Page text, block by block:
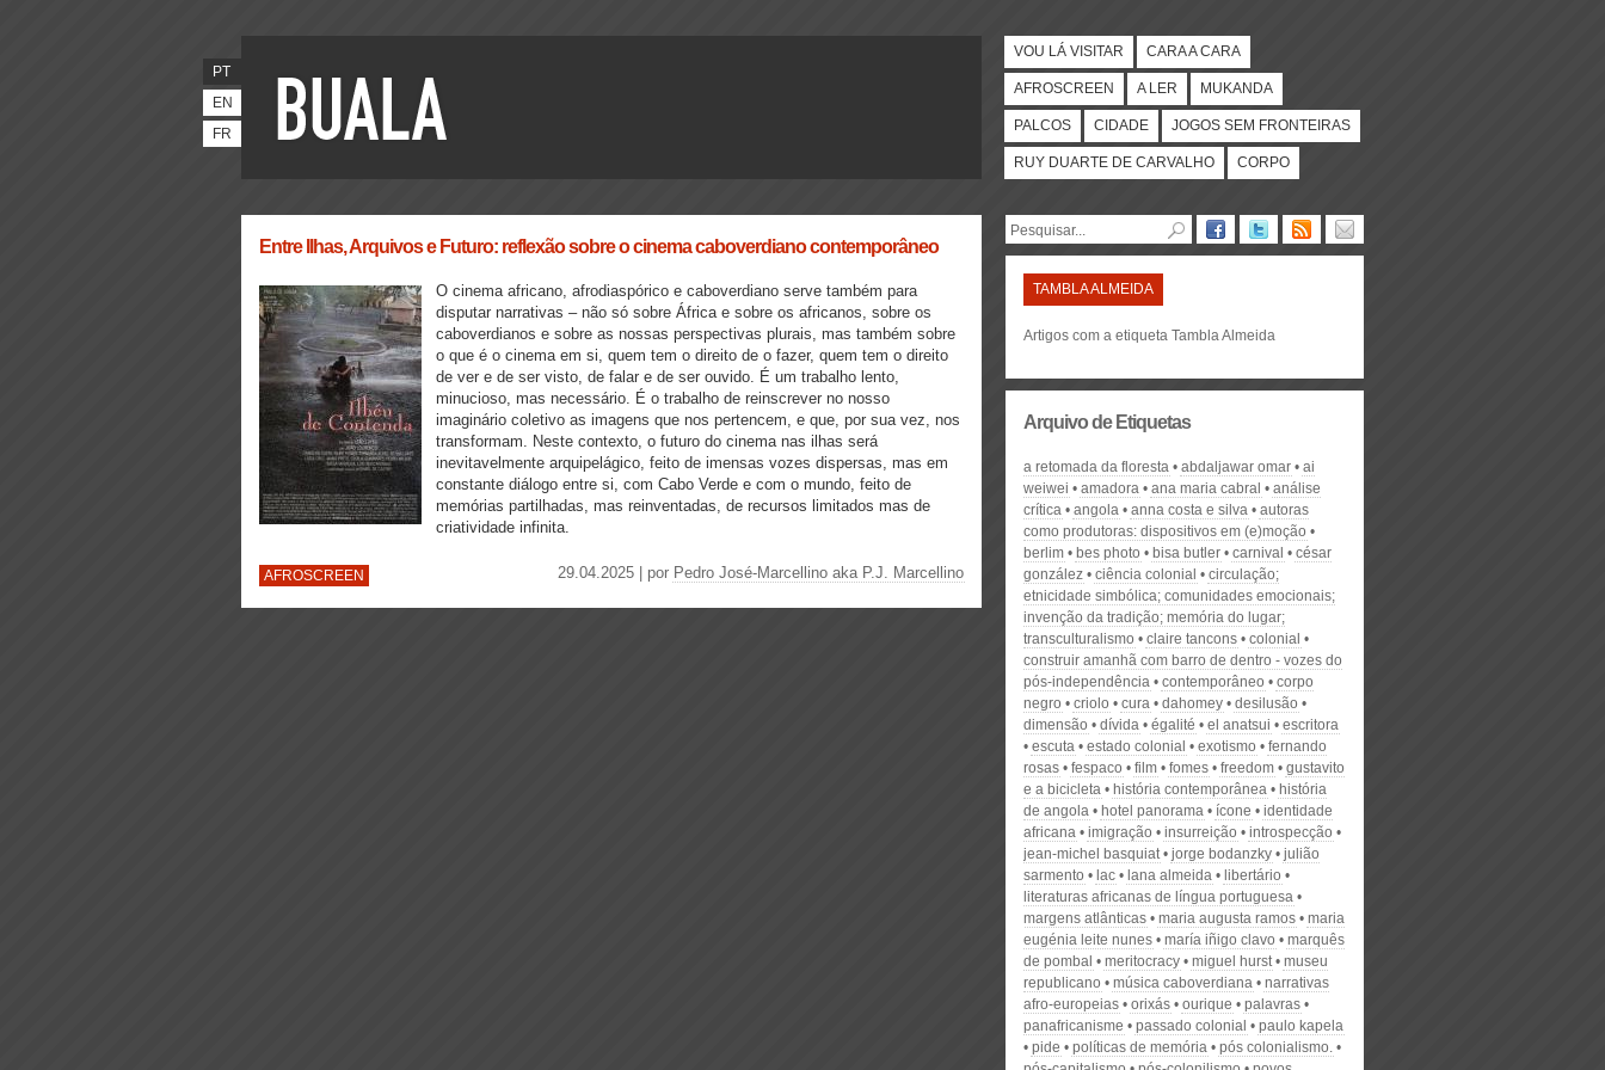
PT
EN
FR
VOU LÁ VISITAR CARA A CARA
AFROSCREEN A LER MUKANDA
PALCOS CIDADE JOGOS SEM FRONTEIRAS
RUY DUARTE DE CARVALHO CORPO
Entre Ilhas, Arquivos e Futuro: reflexão sobre o cinema caboverdiano contemporâneo
O cinema africano, afrodiaspórico e caboverdiano serve também para
disputar narrativas – não só sobre África e sobre os africanos, sobre os
caboverdianos e sobre as nossas perspectivas plurais, mas também sobre
o que é o cinema em si, quem tem o direito de o fazer, quem tem o direito
de ver e de ser visto, de falar e de ser ouvido. É um trabalho lento,
minucioso, mas necessário. É o trabalho de reinscrever no nosso
imaginário coletivo as imagens que nos pertencem, e que, por sua vez, nos
transformam. Neste contexto, o futuro do cinema nas ilhas será
inevitavelmente arquipelágico, feito de imensas vozes dispersas, mas em
constante diálogo entre si, com Cabo Verde e com o mundo, feito de
memórias partilhadas, mas reinventadas, de recursos limitados mas de
criatividade infinita.
AFROSCREEN 29.04.2025 | por Pedro José-Marcellino aka P.J. Marcellino
TAMBLA ALMEIDA
Artigos com a etiqueta Tambla Almeida
Arquivo de Etiquetas
a retomada da floresta abdaljawar omar
ai
weiwei
amadora ana maria cabral
análise
crítica
angola anna costa e silva
autoras
como produtoras: dispositivos em (e)moção
berlim
bes photo bisa butler carnival
césar
gonzález
ciência colonial
circulação;
etnicidade simbólica; comunidades emocionais;
invenção da tradição; memória do lugar;
transculturalismo
claire tancons
colonial
construir amanhã com barro de dentro - vozes do
pós-independência
contemporâneo
corpo
negro
criolo cura dahomey
desilusão
dimensão
dívida égalité el anatsui
escritora
escuta
estado colonial exotismo
fernando
rosas
fespaco film fomes freedom
gustavito
e a bicicleta
história contemporânea
história
de angola
hotel panorama ícone
identidade
africana
imigração insurreição
introspecção
jean-michel basquiat
jorge bodanzky
julião
sarmento
lac lana almeida
libertário
literaturas africanas de língua portuguesa
margens atlânticas
maria augusta ramos
maria
eugénia leite nunes
maría iñigo clavo
marquês
de pombal
meritocracy miguel hurst
museu
republicano
música caboverdiana
narrativas
afro-europeias
orixás ourique
palavras
panafricanisme
passado colonial
paulo kapela
pide
políticas de memória
pós colonialismo.